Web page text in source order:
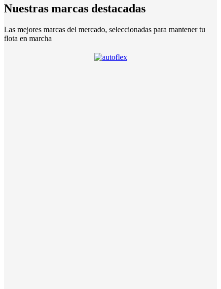
Nuestras marcas destacadas
Las mejores marcas del mercado, seleccionadas para mantener tu
flota en marcha